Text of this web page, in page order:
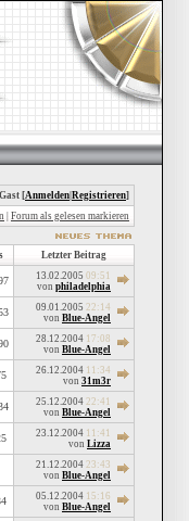
[Anmelden Registrieren]
Forum als gelesen markieren
Letzter Beitrag
13.02.2005 09:51
von philadelphia
09.01.2005 22:14
von Blue-Angel
28.12.2004 17:08
von Blue-Angel
26.12.2004 11:34
von 31m3r
25.12.2004 22:41
von Blue-Angel
23.12.2004 11:41
von Lizza
21.12.2004 23:43
von Blue-Angel
05.12.2004 15:16
von Blue-Angel